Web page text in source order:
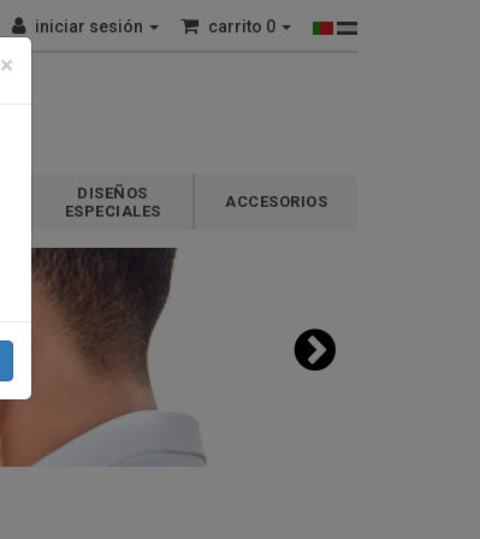
×
iniciar sesión carrito 0
DISEÑOS
ESPECIALES
ACCESORIOS